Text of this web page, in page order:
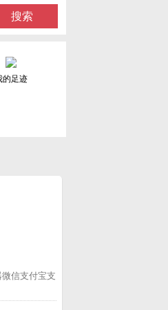
搜索
的足迹
信支付宝支